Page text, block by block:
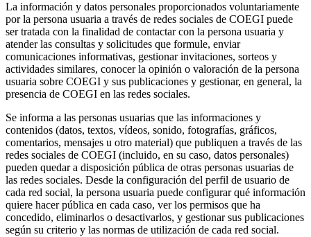
La información y datos personales proporcionados voluntariamente
por la persona usuaria a través de redes sociales de COEGI puede
ser tratada con la finalidad de contactar con la persona usuaria y
atender las consultas y solicitudes que formule, enviar
comunicaciones informativas, gestionar invitaciones, sorteos y
actividades similares, conocer la opinión o valoración de la persona
usuaria sobre COEGI y sus publicaciones y gestionar, en general, la
presencia de COEGI en las redes sociales.
Se informa a las personas usuarias que las informaciones y
contenidos (datos, textos, vídeos, sonido, fotografías, gráficos,
comentarios, mensajes u otro material) que publiquen a través de las
redes sociales de COEGI (incluido, en su caso, datos personales)
pueden quedar a disposición pública de otras personas usuarias de
las redes sociales. Desde la configuración del perfil de usuario de
cada red social, la persona usuaria puede configurar qué información
quiere hacer pública en cada caso, ver los permisos que ha
concedido, eliminarlos o desactivarlos, y gestionar sus publicaciones
según su criterio y las normas de utilización de cada red social.